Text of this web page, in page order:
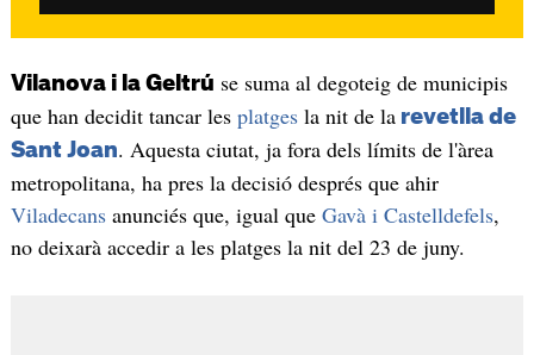
Vilanova i la Geltrú se suma al degoteig de municipis
que han decidit tancar les platgesla nit de la revetlla de
Sant Joan. Aquesta ciutat, ja fora dels límits de l'àrea
metropolitana, ha pres la decisió després que ahir
Viladecans anunciés que, igual que Gavà i Castelldefels,
no deixarà accedir a les platges la nit del 23 de juny.